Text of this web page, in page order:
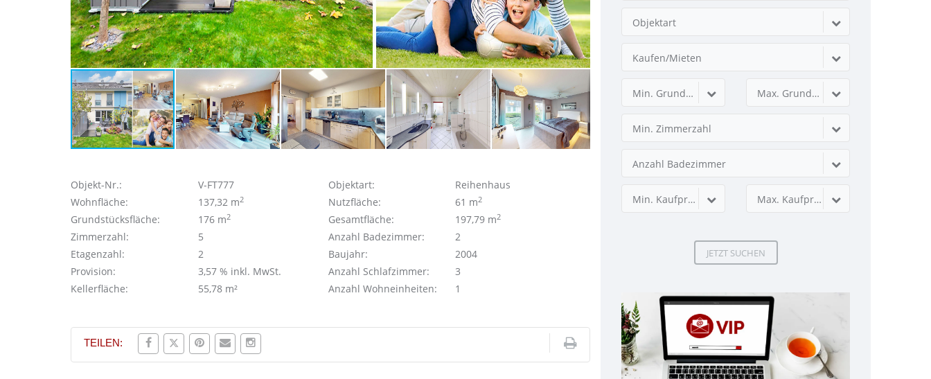
Objekt-Nr.: V-FT777 Objektart:
Reihenhaus
Wohnfläche:
137,32 m2 Nutzfläche: 61 m2
Grundstücksfläche: 176 m2 Gesamtfläche: 197,79 m2
Zimmerzahl: 5 Anzahl Badezimmer:
2
Etagenzahl:
2 Baujahr:
2004
Provision:
3,57 % inkl. MwSt. Anzahl Schlafzimmer:
3
Kellerfläche:
55,78 m² Anzahl Wohneinheiten: 1
TEILEN:
Objektart
Kaufen/Mieten
Min. Grundstücksfläche Max. Grundstücksfläche
Min. Zimmerzahl
Anzahl Badezimmer
Min. Kaufpreis Max. Kaufpreis
JETZT SUCHEN